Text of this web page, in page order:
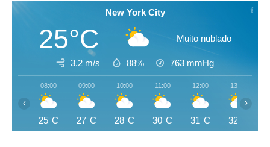
New York City
25°C Muito nublado
3.2 m/s 88% 763 mmHg
08:00
25°C
09:00
27°C
10:00
28°C
11:00
30°C
12:00
31°C
13:00
32°C
‹ ›